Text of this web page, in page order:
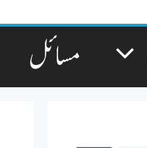
مسائل